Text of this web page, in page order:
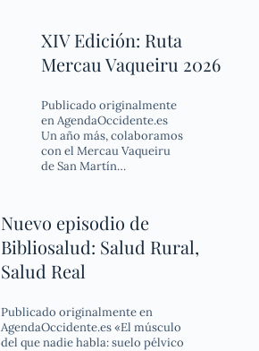
XIV Edición: Ruta
Mercau Vaqueiru 2026
Publicado originalmente
en AgendaOccidente.es
Un año más, colaboramos
con el Mercau Vaqueiru
de San Martín…
Nuevo episodio de
Bibliosalud: Salud Rural,
Salud Real
Publicado originalmente en
AgendaOccidente.es «El músculo
del que nadie habla: suelo pélvico